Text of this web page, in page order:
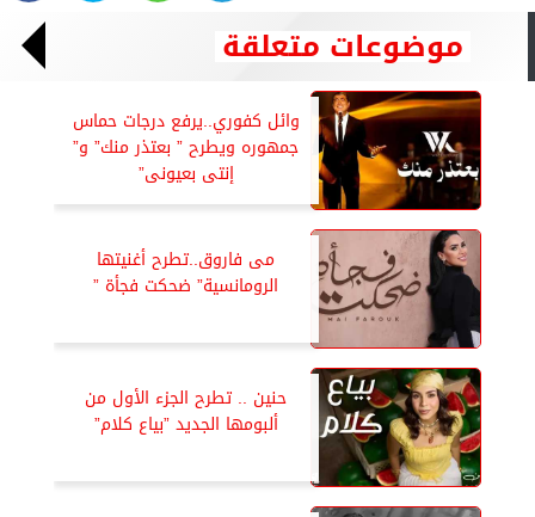
موضوعات متعلقة
وائل كفوري..يرفع درجات حماس
جمهوره ويطرح ” بعتذر منك” و”
إنتى بعيونى”
مى فاروق..تطرح أغنيتها
الرومانسية” ضحكت فجأة ”
حنين .. تطرح الجزء الأول من
ألبومها الجديد ”بياع كلام”